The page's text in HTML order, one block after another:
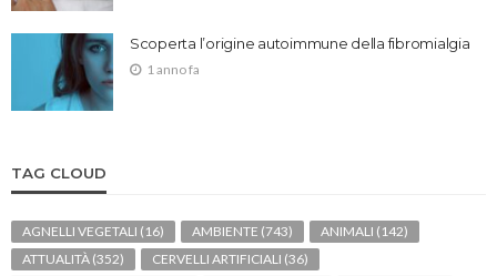
Scoperta l’origine autoimmune della fibromialgia
1 anno fa
TAG CLOUD
AGNELLI VEGETALI (16) AMBIENTE (743) ANIMALI (142)
ATTUALITÀ (352) CERVELLI ARTIFICIALI (36)